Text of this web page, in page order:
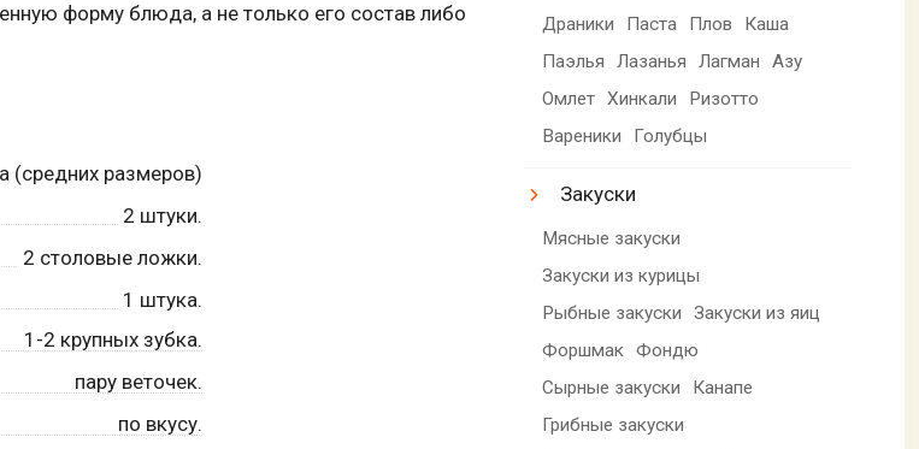
форму блюда, а не только его состав либо
(средних размеров)
2 штуки.
2 столовые ложки.
1 штука.
1-2 крупных зубка.
пару веточек.
по вкусу.
Драники
Паста Плов
Каша
Паэлья
Лазанья Лагман
Азу
Омлет Хинкали
Ризотто
Вареники
Голубцы
Закуски
Мясные закуски
Закуски из курицы
Рыбные закуски
Закуски из яиц
Форшмак Фондю
Сырные закуски
Канапе
Грибные закуски